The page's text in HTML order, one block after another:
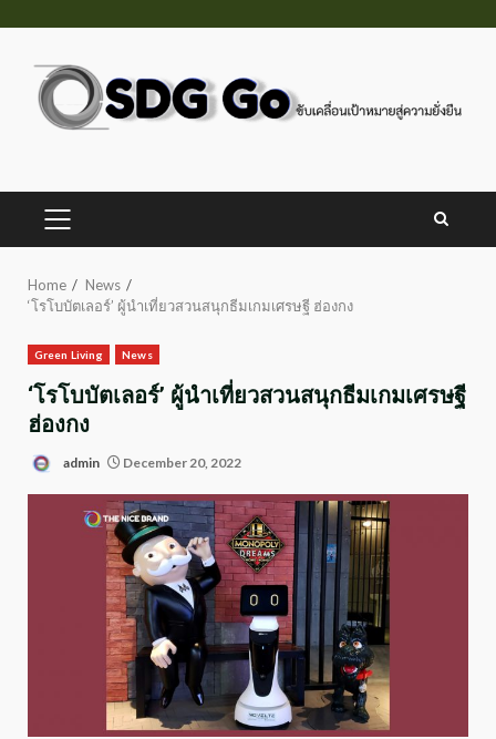
content
PRIMARY
Home
News
‘โรโบบัตเลอร์’ ผู้นำเที่ยวสวนสนุกธีมเกมเศรษฐี ฮ่องกง
Green Living News
‘โรโบบัตเลอร์’ ผู้นำเที่ยวสวนสนุกธีมเกมเศรษฐี
ฮ่องกง
admin December 20, 2022